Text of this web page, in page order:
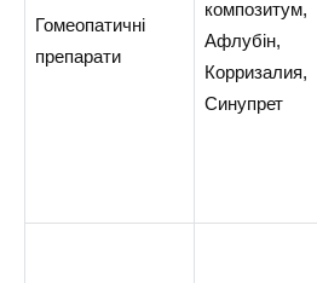
Гомеопатичні
препарати
композитум,
Афлубін,
Корризалия,
Синупрет